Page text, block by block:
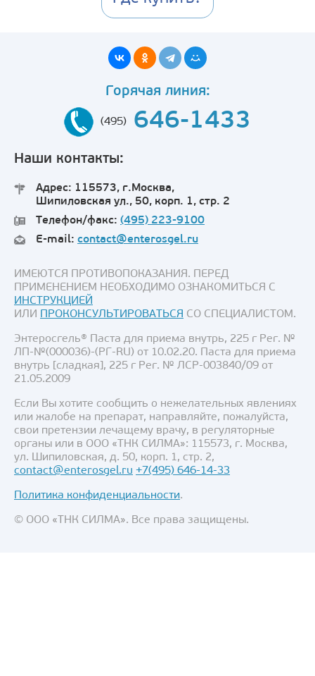
Горячая линия:
(495) 646-1433
Наши контакты:
Адрес: 115573, г.Москва,
Шипиловская ул., 50, корп. 1, стр. 2
Телефон/факс: (495) 223-9100
E-mail: contact@enterosgel.ru
ИМЕЮТСЯ ПРОТИВОПОКАЗАНИЯ. ПЕРЕД
ПРИМЕНЕНИЕМ НЕОБХОДИМО ОЗНАКОМИТЬСЯ С
ИНСТРУКЦИЕЙ
ИЛИ
ПРОКОНСУЛЬТИРОВАТЬСЯ СО СПЕЦИАЛИСТОМ.
Энтеросгель® Паста для приема внутрь, 225 г Рег. №
ЛП-№(000036)-(РГ-RU) от 10.02.20. Паста для приема
внутрь [сладкая], 225 г Рег. № ЛСР-003840/09 от
21.05.2009
Если Вы хотите сообщить о нежелательных явлениях
или жалобе на препарат, направляйте, пожалуйста,
свои претензии лечащему врачу, в регуляторные
органы или в ООО «ТНК СИЛМА»: 115573, г. Москва,
ул. Шипиловская, д. 50, корп. 1, стр. 2,
contact@enterosgel.ru +7(495) 646-14-33
Политика конфиденциальности.
© ООО «ТНК СИЛМА». Все права защищены.